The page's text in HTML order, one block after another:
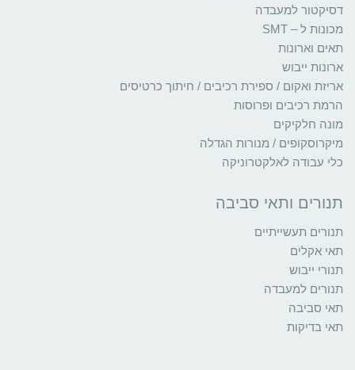
דסיקטור למעבדה
מכונות ל – SMT
תאים וארונות
ארונות ייבוש
אריזת ואקום / ספירת רכיבים / חיתוך כרטיסים
הרמת רכיבים ופרוסות
מונה חלקיקים
מיקרוסקופים / מנורות הגדלה
כלי עבודה לאלקטרוניקה
תנורים ותאי סביבה
תנורים תעשייתיים
תאי אקלים
תנורי ייבוש
תנורים למעבדה
תאי סביבה
תאי בדיקות